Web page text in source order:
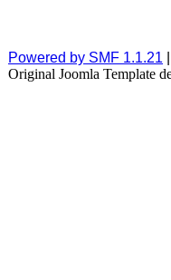
Powered by SMF 1.1.21
Original Joomla Template